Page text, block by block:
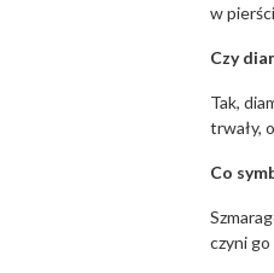
w
Czy
Tak,
trwały,
Co
czyni